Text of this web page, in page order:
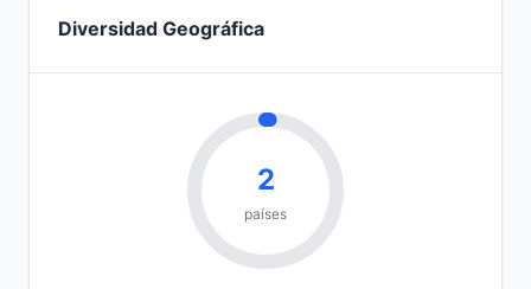
Diversidad Geográfica
2
países